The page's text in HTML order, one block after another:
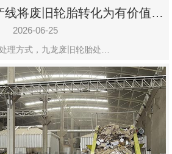
线将废旧轮胎转化为有价值的
资源
2026-06-25
理方式，九龙废旧轮胎处…